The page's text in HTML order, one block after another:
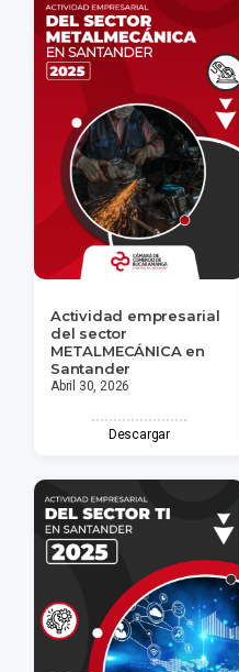
Actividad empresarial
del sector
METALMECÁNICA en
Santander
Abril 30, 2026
Descargar